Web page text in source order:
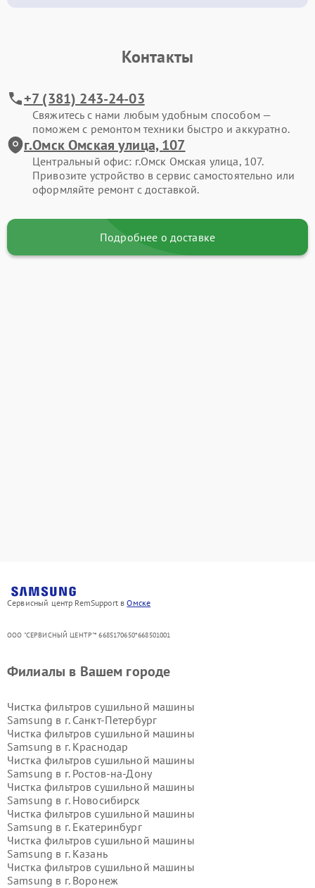
Контакты
+7 (381) 243-24-03
Свяжитесь с нами любым удобным способом —
поможем с ремонтом техники быстро и аккуратно.
г.Омск Омская улица, 107
Центральный офис: г.Омск Омская улица, 107.
Привозите устройство в сервис самостоятельно или
оформляйте ремонт с доставкой.
Подробнее о доставке
Сервисный центр RemSupport вОмске
ООО "СЕРВИСНЫЙ ЦЕНТР"* 6685170650*668501001
Филиалы в Вашем городе
Чистка фильтров сушильной машины
Samsung в г. Санкт-Петербург
Чистка фильтров сушильной машины
Samsung в г. Краснодар
Чистка фильтров сушильной машины
Samsung в г. Ростов-на-Дону
Чистка фильтров сушильной машины
Samsung в г. Новосибирск
Чистка фильтров сушильной машины
Samsung в г. Екатеринбург
Чистка фильтров сушильной машины
Samsung в г. Казань
Чистка фильтров сушильной машины
Samsung в г. Воронеж